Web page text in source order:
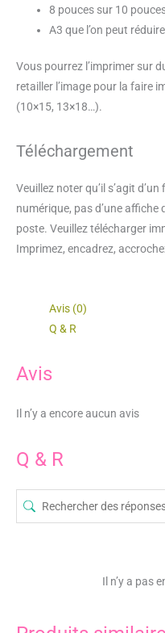
8 pouces sur 10
A3 que l’on peut
Vous pourrez l’imprimer sur
retailler l’image pour la faire
(10×15, 13×18…).
Téléchargement
Veuillez noter qu’il s’agit
numérique, pas d’une
poste. Veuillez télécharger
Imprimez, encadrez,
Avis (0)
Q & R
Avis
Il n’y a encore aucun avis
Q & R
Il n’y a pas